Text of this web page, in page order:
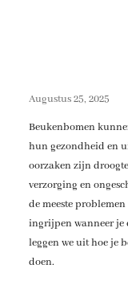
Augustus 25, 2025
Beukenbomen
hun gezondheid en
oorzaken zijn
verzorging en
de meeste
ingrijpen wanneer je
leggen we uit hoe je
doen.